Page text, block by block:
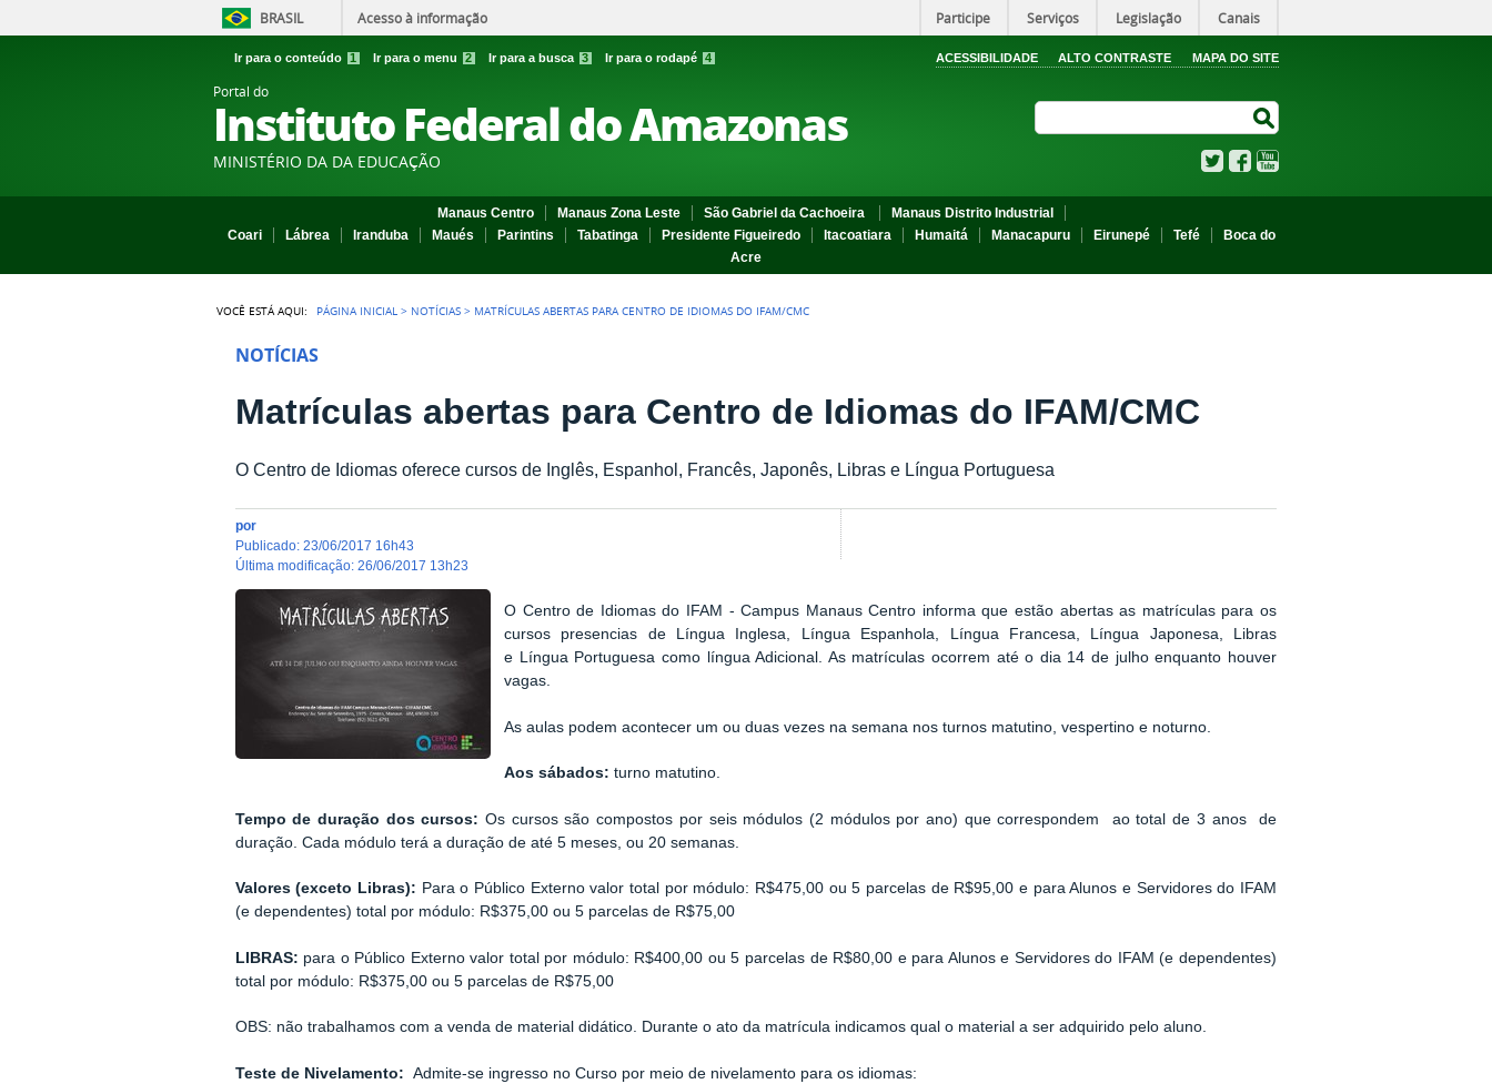
BRASIL Acesso à informação Participe Serviços Legislação Canais
Ir para o conteúdo 1 Ir para o menu 2 Ir para a busca 3 Ir para o rodapé 4 ACESSIBILIDADE ALTO CONTRASTE MAPA DO SITE
Portal do
Instituto Federal do Amazonas
MINISTÉRIO DA DA EDUCAÇÃO TwitterFacebook
Manaus Centro Manaus Zona Leste São Gabriel da Cachoeira
Manaus Distrito Industrial
Coari
Lábrea Iranduba Maués Parintins Tabatinga Presidente Figueiredo Itacoatiara Humaitá Manacapuru Eirunepé Tefé
Boca do
Acre
VOCÊ ESTÁ AQUI: PÁGINA INICIAL > NOTÍCIAS > MATRÍCULAS ABERTAS PARA CENTRO DE IDIOMAS DO IFAM/CMC
NOTÍCIAS
Matrículas abertas para Centro de Idiomas do IFAM/CMC
O Centro de Idiomas oferece cursos de Inglês, Espanhol, Francês, Japonês, Libras e Língua Portuguesa
por
publicado: 23/06/2017 16h43
última modificação: 26/06/2017 13h23
O Centro de Idiomas do IFAM - Campus Manaus Centro informa que estão abertas as matrículas para os
cursos presencias de Língua Inglesa, Língua Espanhola, Língua Francesa, Língua Japonesa, Libras
e
Língua Portuguesa como língua Adicional
. As matrículas ocorrem até o dia 14 de julho enquanto houver
vagas.
As aulas podem acontecer um ou duas vezes na semana nos turnos matutino, vespertino e noturno.
Aos sábados: turno matutino.
Tempo de duração dos cursos:Os cursos são compostos por seis módulos (2 módulos por ano) que correspondem ao total de 3 anos de
duração. Cada módulo terá a duração de até 5 meses, ou 20 semanas.
Valores (exceto Libras): Para o Público Externo valor total por módulo: R$475,00 ou 5 parcelas de R$95,00 e para Alunos e Servidores do IFAM
(e dependentes) total por módulo: R$375,00 ou 5 parcelas de R$75,00
LIBRAS: para o Público Externo valor total por módulo: R$400,00 ou 5 parcelas de R$80,00 e para Alunos e Servidores do IFAM (e dependentes)
total por módulo: R$375,00 ou 5 parcelas de R$75,00
OBS: não trabalhamos com a venda de material didático. Durante o ato da matrícula indicamos qual o material a ser adquirido pelo aluno.
Teste de Nivelamento: Admite-se ingresso no Curso por meio de nivelamento para os idiomas: